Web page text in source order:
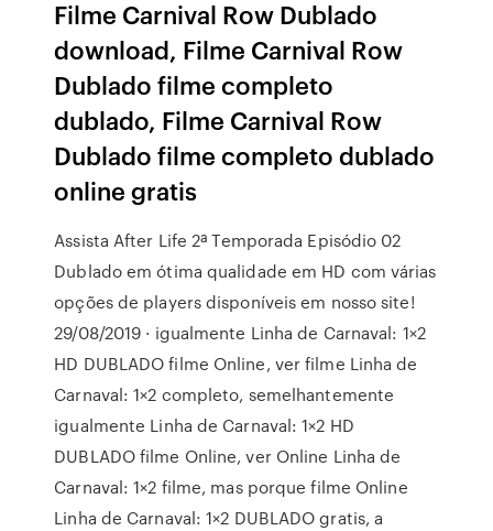
Filme Carnival Row Dublado
download, Filme Carnival Row
Dublado filme completo
dublado, Filme Carnival Row
Dublado filme completo dublado
online gratis
Assista After Life 2ª Temporada Episódio 02
Dublado em ótima qualidade em HD com várias
opções de players disponíveis em nosso site!
29/08/2019 · igualmente Linha de Carnaval: 1×2
HD DUBLADO filme Online, ver filme Linha de
Carnaval: 1×2 completo, semelhantemente
igualmente Linha de Carnaval: 1×2 HD
DUBLADO filme Online, ver Online Linha de
Carnaval: 1×2 filme, mas porque filme Online
Linha de Carnaval: 1×2 DUBLADO gratis, a